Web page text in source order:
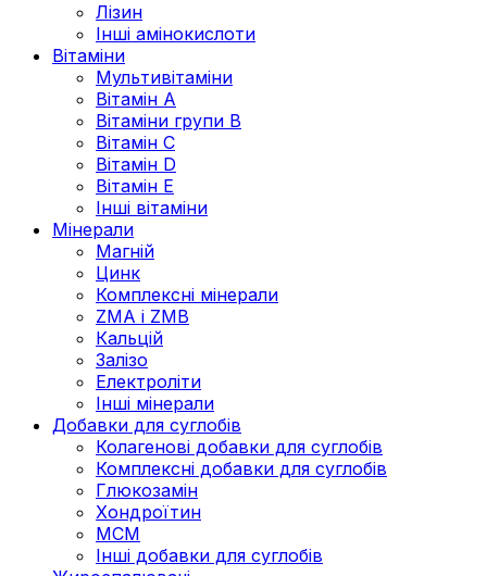
Лізин
Інші амінокислоти
Вітаміни
Мультивітаміни
Вітамін А
Вітаміни групи В
Вітамін C
Вітамін D
Вітамін Е
Інші вітаміни
Мінерали
Магній
Цинк
Комплексні мінерали
ZMA і ZMB
Кальцій
Залізо
Електроліти
Інші мінерали
Добавки для суглобів
Колагенові добавки для суглобів
Комплексні добавки для суглобів
Глюкозамін
Хондроїтин
МСМ
Інші добавки для суглобів